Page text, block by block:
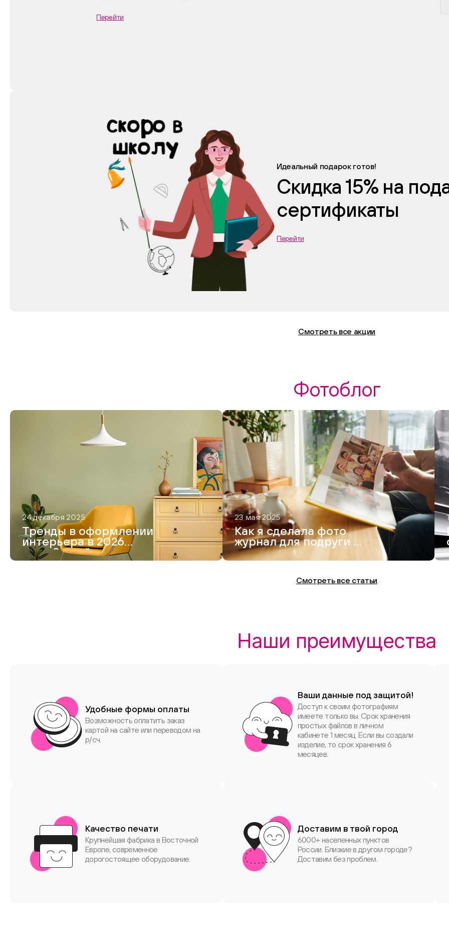
Перейти
Идеальный подарок готов!
Скидка 15% на
сертификаты
Перейти
Смотреть все акции
Фотоблог
24 декабря 2025
Тренды в оформлении
интерьера в 2026
году. 8 идей модного
дизайна
23 мая 2025
Как я сделала фото
журнал для подруги —
и это вышло круче,
чем Vogue
Смотреть все статьи
Наши преимущества
Удобные формы оплаты
Возможность оплатить заказ
картой на сайте или переводом на
р/сч.
Ваши данные под защитой!
Доступ к своим фотографиям
имеете только вы. Срок хранения
простых файлов в личном
кабинете 1 месяц. Если вы создали
изделие, то срок хранения 6
месяцев.
Качество печати
Крупнейшая фабрика в Восточной
Европе, современное
дорогостоящее оборудование.
Доставим в твой город
6000+ населенных пунктов
России. Близкие в другом городе?
Доставим без проблем.